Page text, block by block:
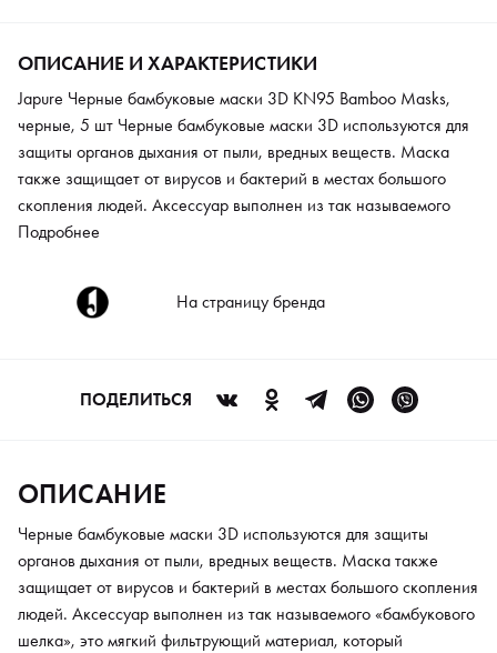
ОПИСАНИЕ И ХАРАКТЕРИСТИКИ
Japure Черные бамбуковые маски 3D KN95 Bamboo Masks,
черные, 5 шт Черные бамбуковые маски 3D используются для
защиты органов дыхания от пыли, вредных веществ. Маска
также защищает от вирусов и бактерий в местах большого
скопления людей. Аксессуар выполнен из так называемого
«бамбукового шелка», это мягкий фильтрующий материал,
защиту от пыли, вредных соединений и едких запахов. Маска
имеет целых 5 слоев, она комфортно садится на лицо и плотно
Подробнее
На страницу бренда
ПОДЕЛИТЬСЯ
ОПИСАНИЕ
Черные бамбуковые маски 3D используются для защиты
органов дыхания от пыли, вредных веществ. Маска также
защищает от вирусов и бактерий в местах большого скопления
людей. Аксессуар выполнен из так называемого «бамбукового
шелка», это мягкий фильтрующий материал, который